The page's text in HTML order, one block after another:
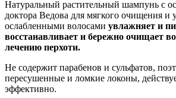
Натуральный растительный шампунь с
доктора Ведова для мягкого очищения и
ослабленными волосами увлажняет и
восстанавливает и бережно очищает
лечению перхоти.
Не содержит парабенов и сульфатов,
пересушенные и ломкие локоны,
эффективно.